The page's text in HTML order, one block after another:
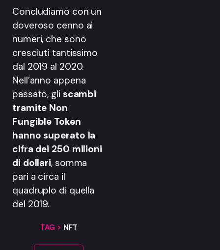
Concludiamo con un
doveroso cenno ai
numeri, che sono
cresciuti tantissimo
dal 2019 al 2020.
Nell’anno appena
passato, gli scambi
tramite Non
Fungible Token
hanno superato la
cifra dei 250 milioni
di dollari, somma
pari a circa il
quadruplo di quella
del 2019.
TAG > NFT